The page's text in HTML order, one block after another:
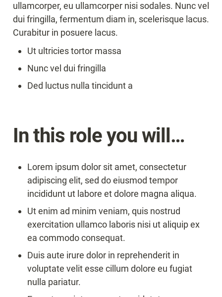
ullamcorper, eu ullamcorper nisi sodales. Nunc vel
dui fringilla, fermentum diam in, scelerisque lacus.
Curabitur in posuere lacus.
Ut ultricies tortor massa
Nunc vel dui fringilla
Ded luctus nulla tincidunt a
In this role you will…
Lorem ipsum dolor sit amet, consectetur
adipiscing elit, sed do eiusmod tempor
incididunt ut labore et dolore magna aliqua.
Ut enim ad minim veniam, quis nostrud
exercitation ullamco laboris nisi ut aliquip ex
ea commodo consequat.
Duis aute irure dolor in reprehenderit in
voluptate velit esse cillum dolore eu fugiat
nulla pariatur.